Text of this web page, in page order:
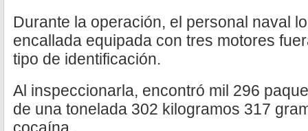
Durante la operación, el personal naval
encallada equipada con tres motores
tipo de identificación.
Al inspeccionarla, encontró mil 296
de una tonelada 302 kilogramos 317